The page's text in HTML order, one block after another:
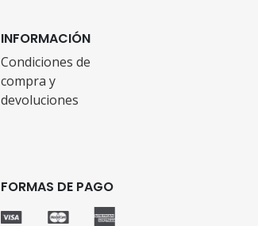
INFORMACIÓN
Condiciones de
compra y
devoluciones
FORMAS DE PAGO